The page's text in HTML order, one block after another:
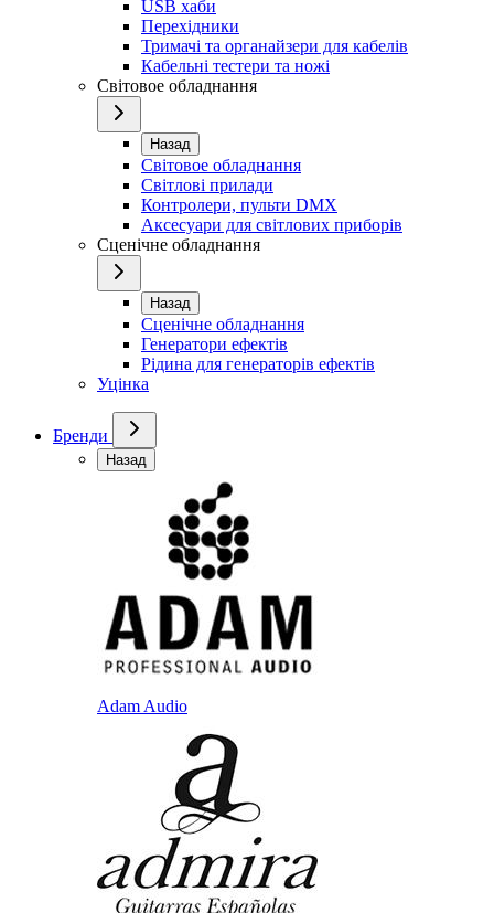
USB хаби
Перехідники
Тримачі та органайзери для кабелів
Кабельні тестери та ножі
Світовое обладнання
Назад
Світовое обладнання
Світлові прилади
Контролери, пульти DMX
Аксесуари для світлових приборів
Сценічне обладнання
Назад
Сценічне обладнання
Генератори ефектів
Рідина для генераторів ефектів
Уцінка
Бренди
Назад
Adam Audio